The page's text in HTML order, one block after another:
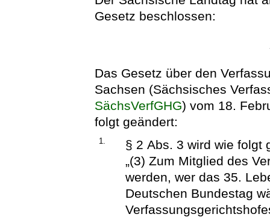
Gesetz beschlossen:
Das Gesetz über den
Sachsen (Sächsisches
SächsVerfGHG) vom 18.
folgt geändert:
1.
§ 2 Abs. 3 wird wie folgt
„(3) Zum Mitglied des
werden, wer das 35.
Deutschen Bundestag